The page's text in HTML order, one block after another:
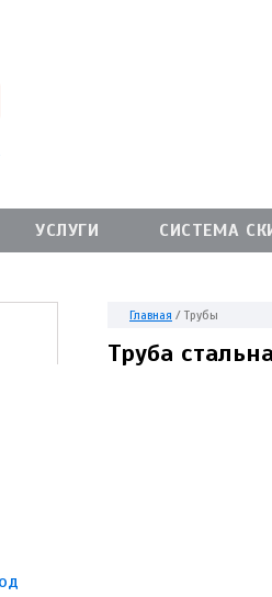
УСЛУГИ СИСТЕМА
Главная / Трубы
Труба